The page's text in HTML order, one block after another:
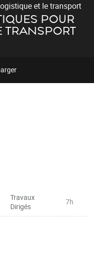
et le transport
POUR
TRANSPORT
Travaux
Dirigés
7h